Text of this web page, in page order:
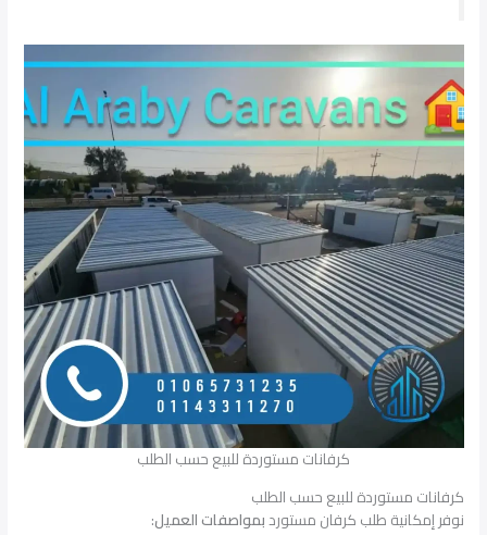
كرفانات مستوردة للبيع حسب الطلب
كرفانات مستوردة للبيع حسب الطلب
نوفر إمكانية طلب كرفان مستوردبمواصفات العميل: